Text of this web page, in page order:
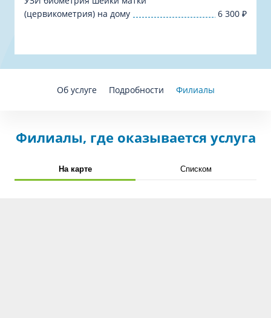
(цервикометрия) на дому
6 300 ₽
Об услуге Подробности Филиалы
Филиалы, где оказывается услуга
На карте Списком